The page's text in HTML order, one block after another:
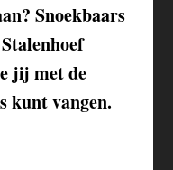
Snoekbaars
jij met de
kunt vangen.